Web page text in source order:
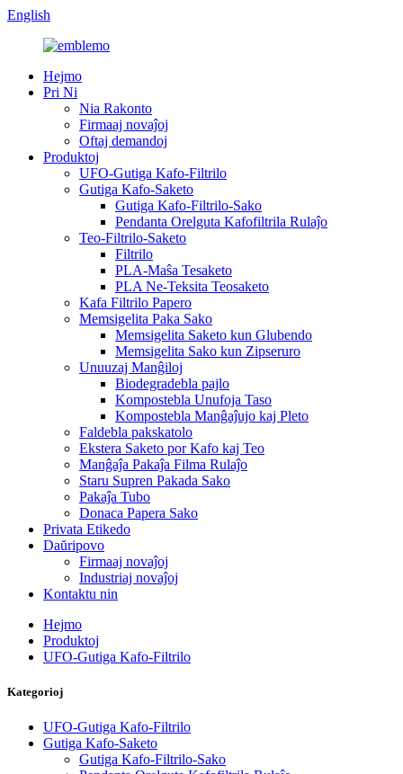
English
Hejmo
Pri Ni
Nia Rakonto
Firmaaj novaĵoj
Oftaj demandoj
Produktoj
UFO-Gutiga Kafo-Filtrilo
Gutiga Kafo-Saketo
Gutiga Kafo-Filtrilo-Sako
Pendanta Orelguta Kafofiltrila Rulaĵo
Teo-Filtrilo-Saketo
Filtrilo
PLA-Maŝa Tesaketo
PLA Ne-Teksita Teosaketo
Kafa Filtrilo Papero
Memsigelita Paka Sako
Memsigelita Saketo kun Glubendo
Memsigelita Sako kun Zipseruro
Unuuzaj Manĝiloj
Biodegradebla pajlo
Kompostebla Unufoja Taso
Kompostebla Manĝaĵujo kaj Pleto
Faldebla pakskatolo
Ekstera Saketo por Kafo kaj Teo
Manĝaĵa Pakaĵa Filma Rulaĵo
Staru Supren Pakada Sako
Pakaĵa Tubo
Donaca Papera Sako
Privata Etikedo
Daŭripovo
Firmaaj novaĵoj
Industriaj novaĵoj
Kontaktu nin
Hejmo
Produktoj
UFO-Gutiga Kafo-Filtrilo
Kategorioj
UFO-Gutiga Kafo-Filtrilo
Gutiga Kafo-Saketo
Gutiga Kafo-Filtrilo-Sako